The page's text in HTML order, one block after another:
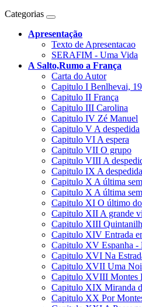
Categorias
Toggle
navigation
Apresentação
Texto de Apresentacao
SERAFIM - Uma Vida
A Salto,Rumo a França
Carta do Autor
Capitulo I Benlhevai,
Capitulo II França
Capitulo III Carolina
Capitulo IV Zé Manuel
Capitulo V A despedida
Capitulo VI A espera
Capitulo VII O grupo
Capitulo VIII A
Capitulo IX A despedida
Capitulo X A última
Capitulo X A última
Capitulo XI O último
Capitulo XII A grande
Capitulo XIII
Capitulo XIV Entrada
Capitulo XV Espanha -
Capitulo XVI Na
Capitulo XVII Uma
Capitulo XVIII Montes
Capitulo XIX Miranda
Capitulo XX Por